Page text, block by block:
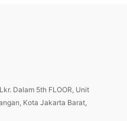
Dalam 5th FLOOR, Unit
Kota Jakarta Barat,